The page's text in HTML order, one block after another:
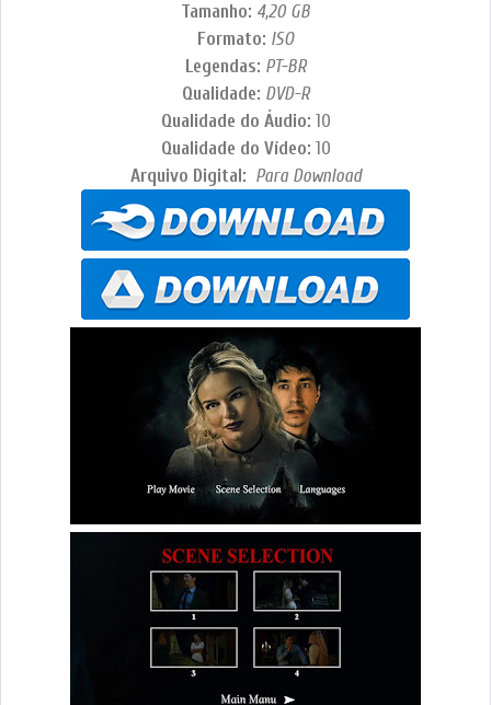
Tamanho: 4,20 GB
Formato: ISO
Legendas: PT-BR
Qualidade: DVD-R
Qualidade do Áudio: 10
Qualidade do Vídeo: 10
Arquivo Digital: Para Download